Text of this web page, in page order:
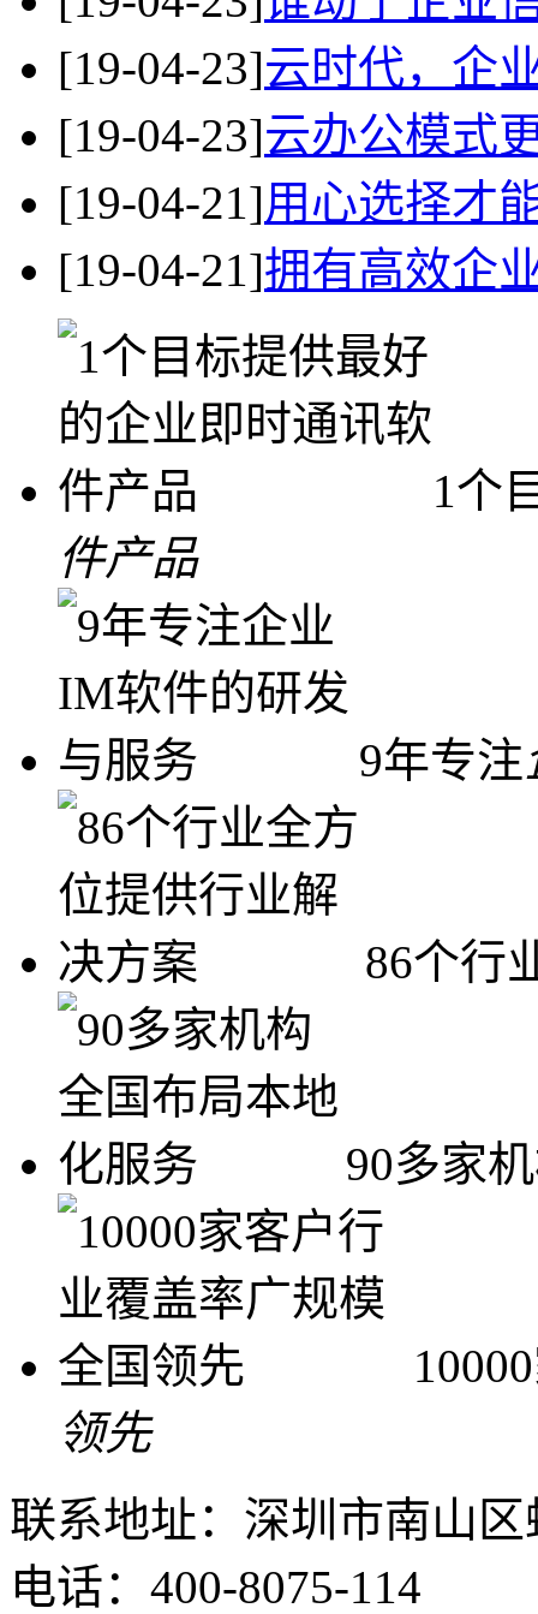
[19-04-23]云时代，企
[19-04-23]云办公模式
[19-04-21]用心选择才
[19-04-21]拥有高效企
1个
件产品
9年专注
86个行
90多家
领先
联系地址：深圳市南山
电话：400-8075-114